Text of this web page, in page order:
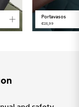
Portavasos
€25,99